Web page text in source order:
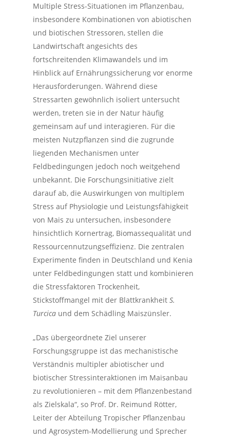
Multiple Stress-Situationen im Pflanzenbau,
insbesondere Kombinationen von abiotischen
und biotischen Stressoren, stellen die
Landwirtschaft angesichts des
fortschreitenden Klimawandels und im
Hinblick auf Ernährungssicherung vor enorme
Herausforderungen. Während diese
Stressarten gewöhnlich isoliert untersucht
werden, treten sie in der Natur häufig
gemeinsam auf und interagieren. Für die
meisten Nutzpflanzen sind die zugrunde
liegenden Mechanismen unter
Feldbedingungen jedoch noch weitgehend
unbekannt. Die Forschungsinitiative zielt
darauf ab, die Auswirkungen von multiplem
Stress auf Physiologie und Leistungsfähigkeit
von Mais zu untersuchen, insbesondere
hinsichtlich Kornertrag, Biomassequalität und
Ressourcennutzungseffizienz. Die zentralen
Experimente finden in Deutschland und Kenia
unter Feldbedingungen statt und kombinieren
die Stressfaktoren Trockenheit,
Stickstoffmangel mit der BlattkrankheitS.
Turcica und dem Schädling Maiszünsler.
„Das übergeordnete Ziel unserer
Forschungsgruppe ist das mechanistische
Verständnis multipler abiotischer und
biotischer Stressinteraktionen im Maisanbau
zu revolutionieren – mit dem Pflanzenbestand
als Zielskala“, so Prof. Dr. Reimund Rötter,
Leiter der Abteilung Tropischer Pflanzenbau
und Agrosystem-Modellierung und Sprecher